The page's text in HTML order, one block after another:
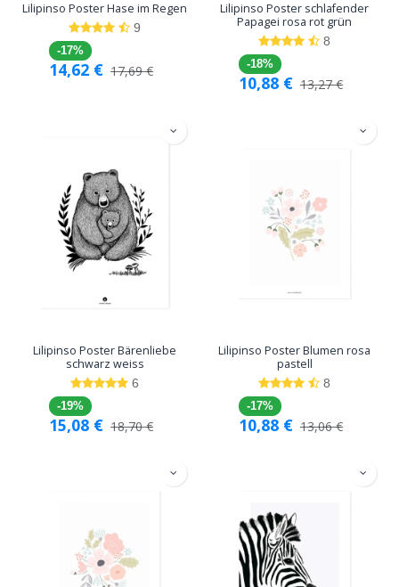
Lilipinso Poster Hase im Regen
9
-17%
14,62 € 17,69€
Lilipinso Poster schlafender
Papagei rosa rot grün
8
-18%
10,88 € 13,27€
Lilipinso Poster Bärenliebe
schwarz weiss
6
-19%
15,08 € 18,70€
Lilipinso Poster Blumen rosa
pastell
8
-17%
10,88 € 13,06€